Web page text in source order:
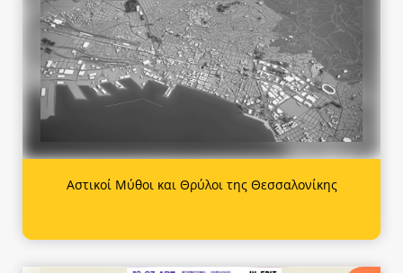
Αστικοί Μύθοι και Θρύλοι της Θεσσαλονίκης